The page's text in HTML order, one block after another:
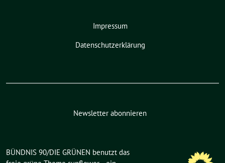
Impressum
Datenschutzerklärung
Newsletter abonnieren
BÜNDNIS 90/DIE GRÜNEN benutzt das